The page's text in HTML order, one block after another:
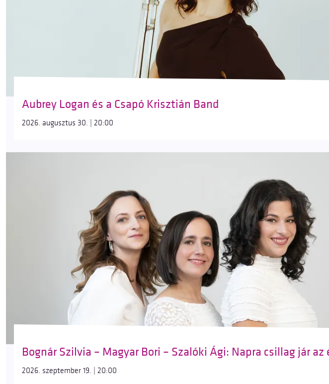
Aubrey Logan és a Csapó Krisztián Band
2026. augusztus 30. | 20:00
Bognár Szilvia – Magyar Bori – Szalóki Ági: Napra csillag jár az
2026. szeptember 19. | 20:00